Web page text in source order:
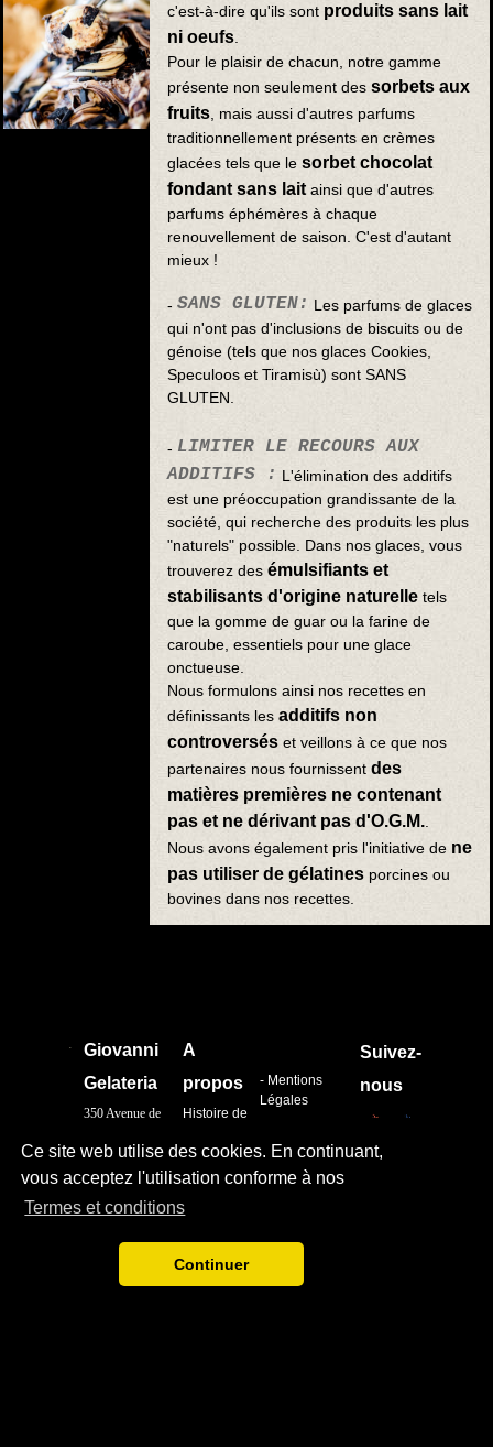
Ce site web utilise des cookies. En continuant,
vous acceptez l'utilisation conforme à nos
Termes et conditions
Continuer
c'est-à-dire qu'ils sont produits sans lait
ni oeufs.
Pour le plaisir de chacun, notre gamme
présente non seulement des sorbets aux
fruits, mais aussi d'autres parfums
traditionnellement présents en crèmes
glacées tels que le sorbet chocolat
fondant sans laitainsi que d'autres
parfums éphémères à chaque
renouvellement de saison. C'est d'autant
mieux !
- SANS GLUTEN: Les parfums de glaces
qui n'ont pas d'inclusions de biscuits ou de
génoise (tels que nos glaces Cookies,
Speculoos et Tiramisù) sont SANS
GLUTEN.
- LIMITER LE RECOURS AUX
ADDITIFS : L'élimination des additifs
est une préoccupation grandissante de la
société, qui recherche des produits les plus
"naturels" possible. Dans nos glaces, vous
trouverez des émulsifiants et
stabilisants d'origine naturelletels
que la gomme de guar ou la farine de
caroube, essentiels pour une glace
onctueuse.
Nous formulons ainsi nos recettes en
définissants les additifs non
controverséset veillons à ce que nos
partenaires nous fournissent des
matières premières ne contenant
pas et ne dérivant pas d'O.G.M..
Nous avons également pris l'initiative de ne
pas utiliser de gélatinesporcines ou
bovines dans nos recettes.
Giovanni
Gelateria
350 Avenue de
83 140 Six-
Fours les plages
A
propos
Histoire de
Nos
boutiques
Les pizzas
- Mentions
Légales
Suivez-
nous
Devenir